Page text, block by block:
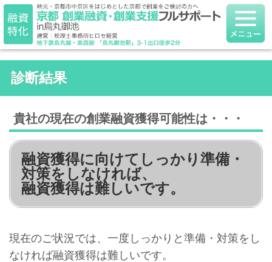
診断結果
貴社の現在の創業融資獲得可能性は・・・
融資獲得に向けてしっかり準備・
対策をしなければ、
融資獲得は難しいです。
現在のご状況では、一度しっかりと準備・対策をし
なければ融資獲得は難しいです。